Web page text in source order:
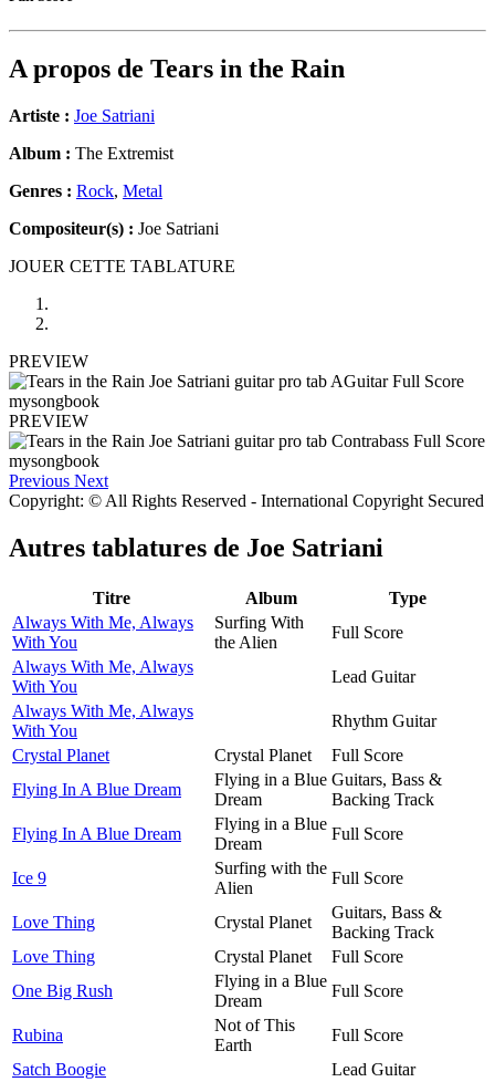
A propos de Tears in the Rain
Artiste : Joe Satriani
Album : The Extremist
Genres : Rock, Metal
Compositeur(s) : Joe Satriani
JOUER CETTE TABLATURE
PREVIEW
PREVIEW
Previous Next
Copyright: © All Rights Reserved - International Copyright Secured
Autres tablatures de Joe Satriani
Titre Album
Type
Always With Me, Always
With You
Surfing With
the Alien
Full Score
Always With Me, Always
With You
Lead Guitar
Always With Me, Always
With You
Rhythm Guitar
Crystal Planet
Crystal Planet
Full Score
Flying In A Blue Dream
Flying in a Blue
Dream
Guitars, Bass &
Backing Track
Flying In A Blue Dream
Flying in a Blue
Dream
Full Score
Ice 9
Surfing with the
Alien
Full Score
Love Thing Crystal Planet
Guitars, Bass &
Backing Track
Love Thing
Crystal Planet
Full Score
One Big Rush
Flying in a Blue
Dream
Full Score
Rubina
Not of This
Earth
Full Score
Satch Boogie
Lead Guitar